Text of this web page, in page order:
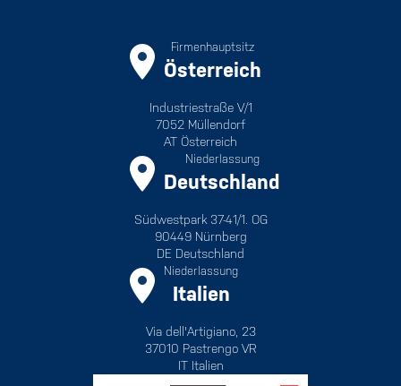
Firmenhauptsitz
Österreich
Industriestraße V/1
7052 Müllendorf
AT Österreich
Niederlassung
Deutschland
Südwestpark 37-41/1. OG
90449 Nürnberg
DE Deutschland
Niederlassung
Italien
Via dell'Artigiano, 23
37010 Pastrengo VR
IT Italien